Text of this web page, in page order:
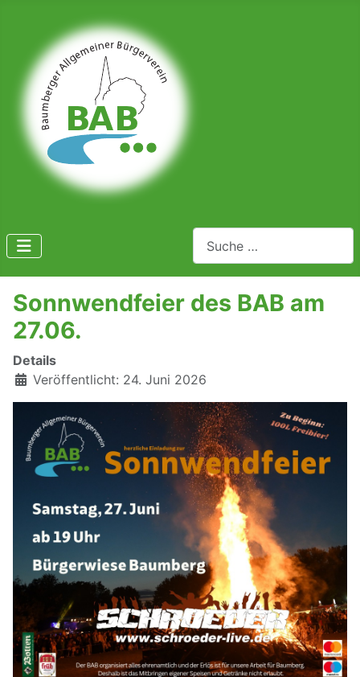
Sonnwendfeier des BAB am
27.06.
Details
Veröffentlicht: 24. Juni 2026